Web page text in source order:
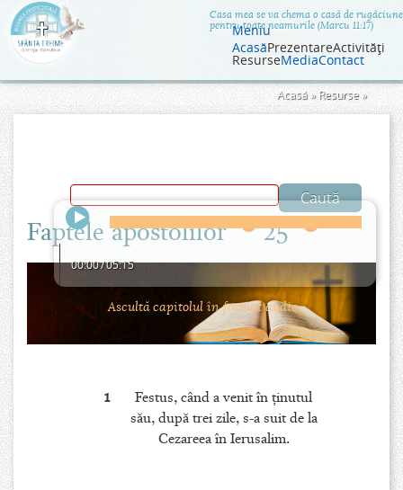
Jump to navigationCasa mea se va chema o casă de rugăciune
pentru toate neamurile (Marcu 11:17)
Meniu
AcasăPrezentareActivităţi
ResurseMediaContact
Eşti
aici
Acasă » Resurse»
Faptele apostolilor 25
00:00/05:15
Ascultă capitolul în format audio.
1
Festus, când a venit în ţinutul
său, după trei zile, s-a suit de la
Cezareea în Ierusalim.